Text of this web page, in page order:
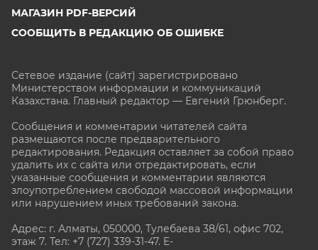
МАГАЗИН PDF-ВЕРСИЙ
СООБЩИТЬ В РЕДАКЦИЮ ОБ ОШИБКЕ
Сетевое издание (сайт) зарегистрировано
Министерством информации и коммуникаций
Казахстана. Главный редактор — Евгений Грюнберг.
Сообщения и комментарии читателей сайта
размещаются после предварительного
редактирования. Редакция оставляет за собой право
удалить их с сайта или отредактировать, если
указанные сообщения и комментарии являются
злоупотреблением свободой массовой информации
или нарушением иных требований закона.
Адрес: г. Алматы, 050000, Тулебаева 38/61, офис 702,
этаж 7. Тел: +7 (727) 339-31-47. E-